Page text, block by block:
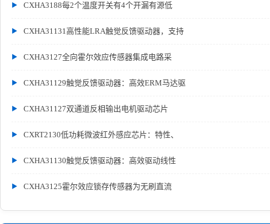
CXHA3188每2个温度开关有4个开漏有源低
CXHA31131高性能LRA触觉反馈驱动器，支持
CXHA3127全向霍尔效应传感器集成电路采
CXHA31129触觉反馈驱动器：高效ERM马达驱
CXHA31127双通道反相输出电机驱动芯片
CXRT2130低功耗微波红外感应芯片：特性、
CXHA31130触觉反馈驱动器：高效驱动线性
CXHA3125霍尔效应锁存传感器为无刷直流